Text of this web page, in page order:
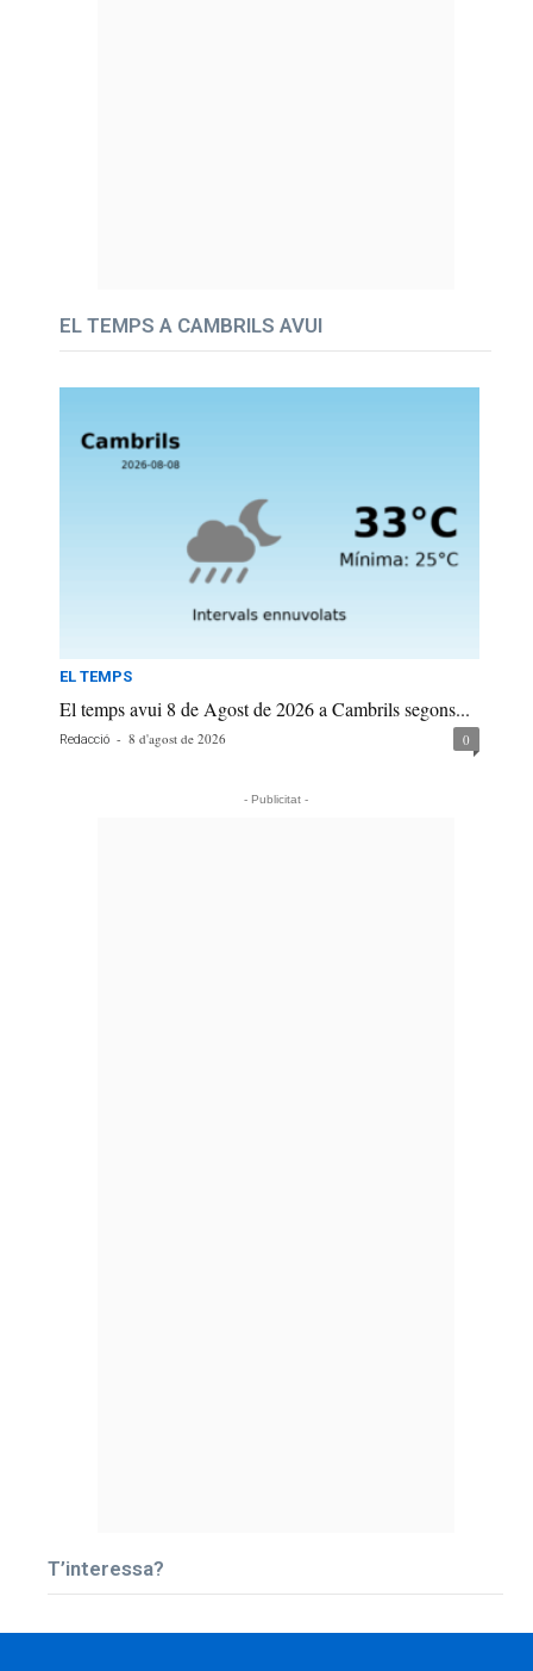
EL TEMPS A CAMBRILS AVUI
EL TEMPS
El temps avui 8 de Agost de 2026 a Cambrils segons...
Redacció - 8 d'agost de 2026 0
- Publicitat -
T’interessa?